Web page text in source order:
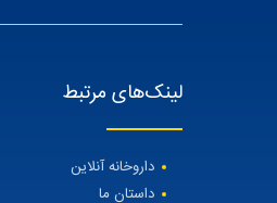
لینک‌های مرتبط
داروخانه آنلاین
داستان ما